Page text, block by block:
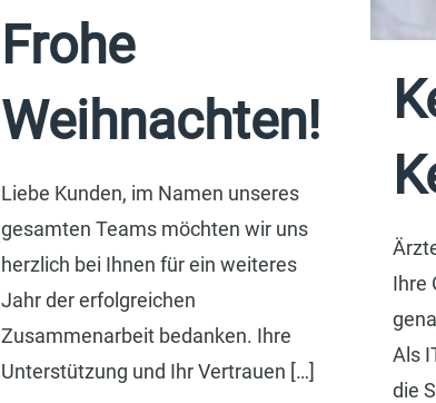
Frohe
Weihnachten!
Liebe Kunden, im Namen unseres
gesamten Teams möchten wir uns
herzlich bei Ihnen für ein weiteres
Jahr der erfolgreichen
Zusammenarbeit bedanken. Ihre
Unterstützung und Ihr Vertrauen […]
Ihre
Als
die